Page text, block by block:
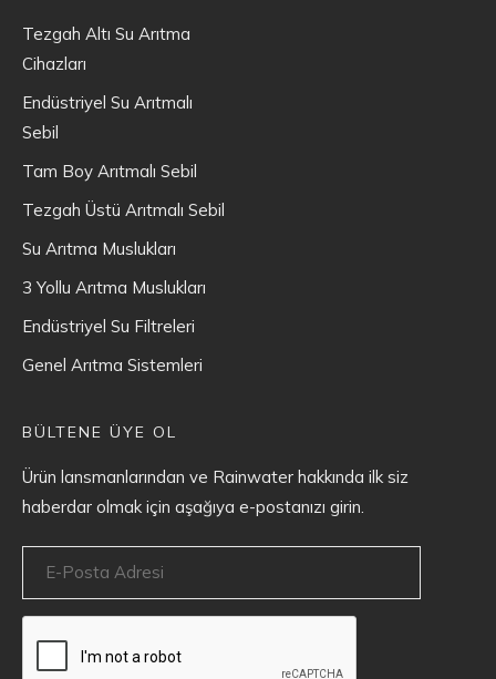
Tezgah Altı Su Arıtma
Cihazları
Endüstriyel Su Arıtmalı
Sebil
Tam Boy Arıtmalı Sebil
Tezgah Üstü Arıtmalı Sebil
Su Arıtma Muslukları
3 Yollu Arıtma Muslukları
Endüstriyel Su Filtreleri
Genel Arıtma Sistemleri
BÜLTENE ÜYE OL
Ürün lansmanlarından ve Rainwater hakkında ilk siz
haberdar olmak için aşağıya e-postanızı girin.